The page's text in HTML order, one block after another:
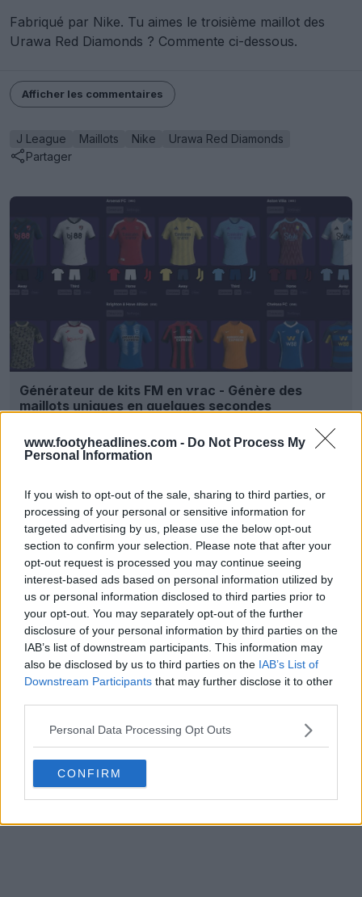
www.footyheadlines.com - Do Not Process My
Personal Information
If you wish to opt-out of the sale, sharing to third parties, or
processing of your personal or sensitive information for
targeted advertising by us, please use the below opt-out
section to confirm your selection. Please note that after your
opt-out request is processed you may continue seeing
interest-based ads based on personal information utilized by
us or personal information disclosed to third parties prior to
your opt-out. You may separately opt-out of the further
disclosure of your personal information by third parties on the
IAB’s list of downstream participants. This information may
also be disclosed by us to third parties on the IAB’s List of
Downstream Participants that may further disclose it to other
Personal Data Processing Opt Outs
CONFIRM
Fabriqué par Nike. Tu aimes le troisième maillot des
Urawa Red Diamonds ? Commente ci-dessous.
Afficher les commentaires
J League Maillots Nike
Urawa Red Diamonds
Partager
Générateur de kits FM en vrac - Génère des
maillots uniques en quelques secondes
Les maillots 26-27 des Houston Rockets dévoilés
+ nouveau logo
Basketball Jersey Archive